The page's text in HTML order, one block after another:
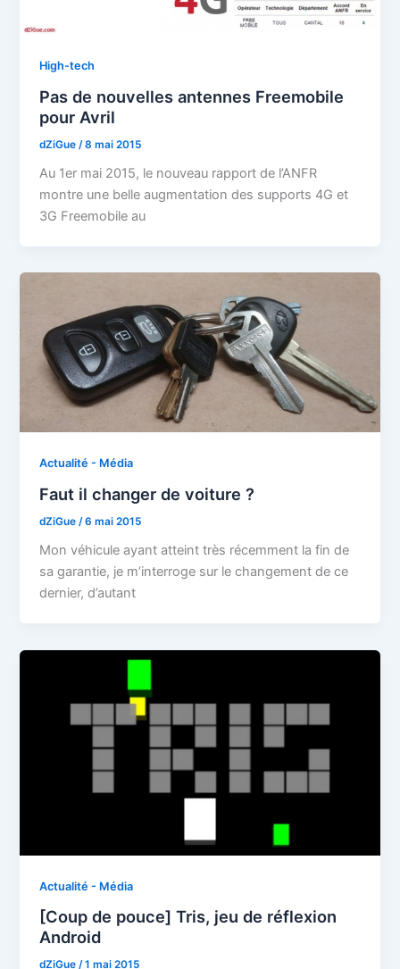
High-tech
Pas de nouvelles antennes Freemobile
pour Avril
dZiGue /8 mai 2015
Au 1er mai 2015, le nouveau rapport de l’ANFR
montre une belle augmentation des supports 4G et
3G Freemobile au
Actualité - Média
Faut il changer de voiture ?
dZiGue /6 mai 2015
Mon véhicule ayant atteint très récemment la fin de
sa garantie, je m’interroge sur le changement de ce
dernier, d’autant
Actualité - Média
[Coup de pouce] Tris, jeu de réflexion
Android
dZiGue/1 mai 2015